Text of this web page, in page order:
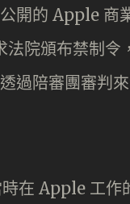
開的 Apple 商
院頒布禁制令
過陪審團審判
在 Apple 工作